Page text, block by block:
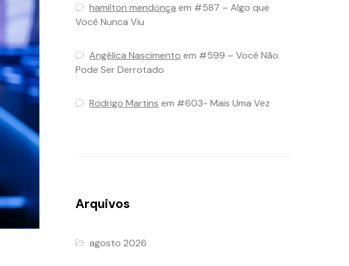
hamilton mendonça em #587 – Algo que
Você Nunca Viu
Angélica Nascimento em #599 – Você Não
Pode Ser Derrotado
Rodrigo Martins em #603- Mais Uma Vez
Arquivos
agosto 2026